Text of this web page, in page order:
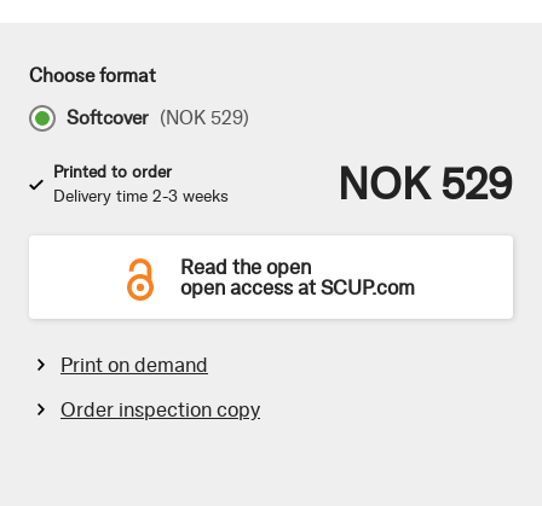
Choose format
Softcover (NOK 529)
Printed to order
Delivery time 2-3 weeks
NOK 529
Read the open
open access at SCUP.com
Print on demand
Order inspection copy